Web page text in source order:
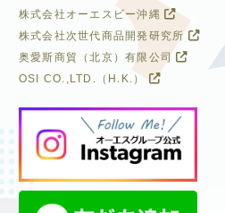
株式会社オーエスビー沖縄
株式会社次世代商品開発研究所
奥愛斯商貿（北京）有限公司
OSI CO.,LTD.（H.K.）